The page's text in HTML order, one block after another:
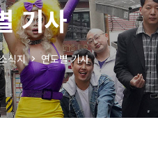
기사
식지 연도별 기사